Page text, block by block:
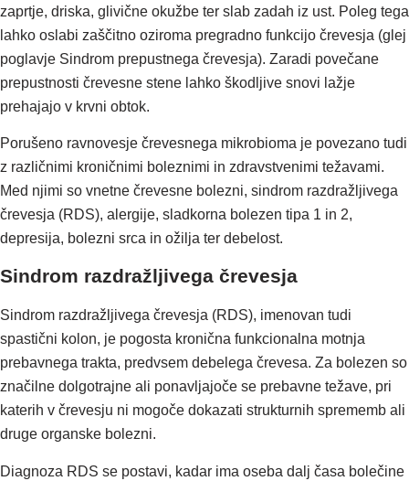
zaprtje, driska, glivične okužbe ter slab zadah iz ust. Poleg tega
lahko oslabi zaščitno oziroma pregradno funkcijo črevesja (glej
poglavje Sindrom prepustnega črevesja). Zaradi povečane
prepustnosti črevesne stene lahko škodljive snovi lažje
prehajajo v krvni obtok.
Porušeno ravnovesje črevesnega mikrobioma je povezano tudi
z različnimi kroničnimi boleznimi in zdravstvenimi težavami.
Med njimi so vnetne črevesne bolezni, sindrom razdražljivega
črevesja (RDS), alergije, sladkorna bolezen tipa 1 in 2,
depresija, bolezni srca in ožilja ter debelost.
Sindrom razdražljivega črevesja
Sindrom razdražljivega črevesja (RDS), imenovan tudi
spastični kolon, je pogosta kronična funkcionalna motnja
prebavnega trakta, predvsem debelega črevesa. Za bolezen so
značilne dolgotrajne ali ponavljajoče se prebavne težave, pri
katerih v črevesju ni mogoče dokazati strukturnih sprememb ali
druge organske bolezni.
Diagnoza RDS se postavi, kadar ima oseba dalj časa bolečine